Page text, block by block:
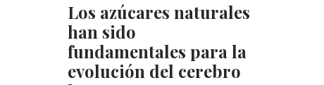
Los azúcares naturales
han sido
fundamentales para la
evolución del cerebro